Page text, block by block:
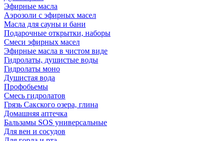
Эфирные масла
Аэрозоли с эфирных масел
Масла для сауны и бани
Подарочные открытки, наборы
Смеси эфирных масел
Эфирные масла в чистом виде
Гидролаты, душистые воды
Гидролаты моно
Душистая вода
Профобьемы
Смесь гидролатов
Грязь Сакского озера, глина
Домашняя аптечка
Бальзамы SOS универсальные
Для вен и сосудов